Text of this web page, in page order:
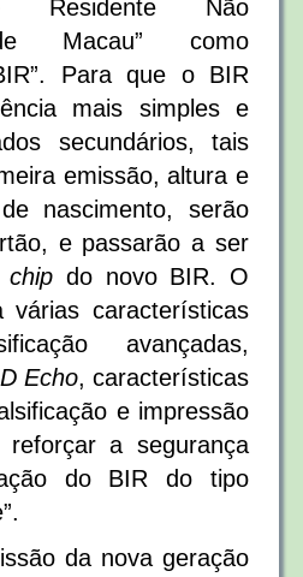
Residente Não
Macau” como
Para que o BIR
mais simples e
secundários, tais
emissão, altura e
nascimento, serão
e passarão a ser
chip do novo BIR. O
várias características
avançadas,
Echo, características
e impressão
reforçar a segurança
do BIR do tipo
da nova geração